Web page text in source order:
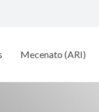
Mecenato (ARI)